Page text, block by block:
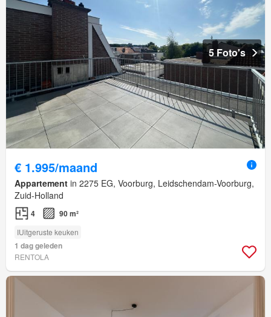
5 Foto's
€ 1.995/maand
Appartement in 2275 EG, Voorburg, Leidschendam-Voorburg,
Zuid-Holland
4 90 m²
IUitgeruste keuken
1 dag geleden
RENTOLA